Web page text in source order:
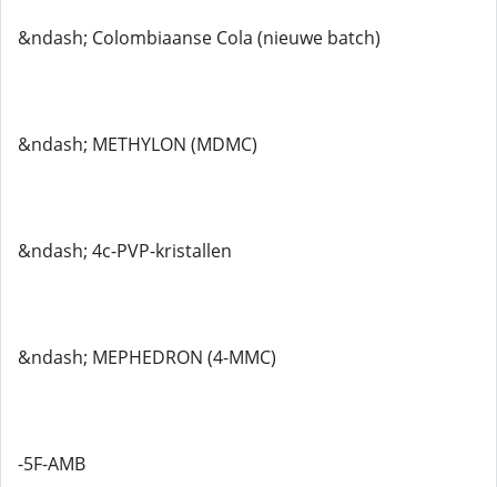
&ndash; Colombiaanse Cola (nieuwe batch)
&ndash; METHYLON (MDMC)
&ndash; 4c-PVP-kristallen
&ndash; MEPHEDRON (4-MMC)
-5F-AMB